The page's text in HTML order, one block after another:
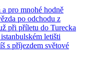
pro mnohé hodně
po odchodu z
při příletu do Turecka
letišti
s příjezdem světové